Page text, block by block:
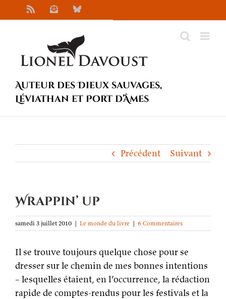
au
NewsletterBluesky
Auteur des Dieux sauvages,
Léviathan et Port d’Âmes
Précédent Suivant
Wrappin’ up
samedi 3 juillet 2010 | Le monde du livre | 6 Commentaires
Il se trouve toujours quelque chose pour se
dresser sur le chemin de mes bonnes intentions
– lesquelles étaient, en l’occurrence, la rédaction
rapide de comptes-rendus pour les festivals et la